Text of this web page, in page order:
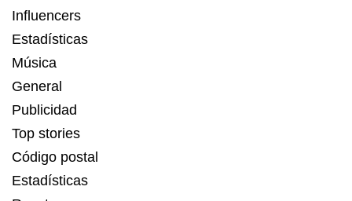
Influencers
Estadísticas
Música
General
Publicidad
Top stories
Código postal
Estadísticas